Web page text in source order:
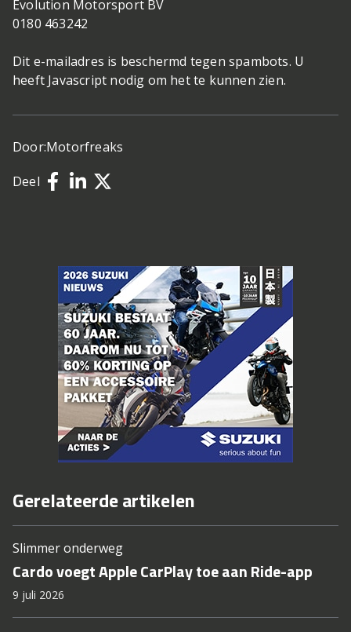
Evolution Motorsport BV
0180 463242
Dit e-mailadres is beschermd tegen spambots. U
heeft Javascript nodig om het te kunnen zien.
Door:Motorfreaks
Deel
Gerelateerde artikelen
Slimmer onderweg
Cardo voegt Apple CarPlay toe aan Ride-app
9 juli 2026